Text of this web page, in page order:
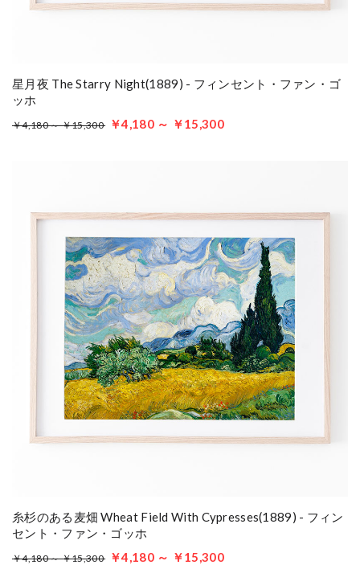
星月夜 The Starry Night(1889) - フィンセント・ファン・ゴ
ッホ
￥4,180 ～ ￥15,300 ￥4,180 ～ ￥15,300
糸杉のある麦畑 Wheat Field With Cypresses(1889) - フィン
セント・ファン・ゴッホ
￥4,180 ～ ￥15,300 ￥4,180 ～ ￥15,300